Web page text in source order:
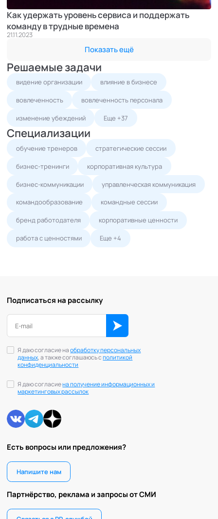
Как удержать уровень сервиса и поддержать
команду в трудные времена
21.11.2023
Показать ещё
Решаемые задачи
видение организации влияние в бизнесе
вовлеченность вовлеченность персонала
изменение убеждений Еще +37
Специализации
обучение тренеров стратегические сессии
бизнес-тренинги корпоративная культура
бизнес-коммуникации управленческая коммуникация
командообразование командные сессии
бренд работодателя корпоративные ценности
работа с ценностями Еще +4
Есть вопросы или предложения?
Напишите нам
Партнёрство, реклама и запросы от СМИ
Подписаться на рассылку
Я даю согласие наобработку персональных
данных, а также соглашаюсь сполитикой
конфиденциальности
Я даю согласиена получение информационных и
маркетинговых рассылок